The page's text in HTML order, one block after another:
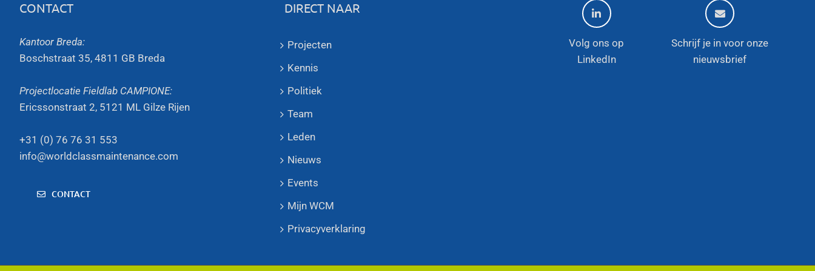
CONTACT
Kantoor Breda:
Boschstraat 35, 4811 GB Breda
Projectlocatie Fieldlab CAMPIONE:
Ericssonstraat 2, 5121 ML Gilze Rijen
+31 (0) 76 76 31 553
info@worldclassmaintenance.com
CONTACT
DIRECT NAAR
Projecten
Kennis
Politiek
Team
Leden
Nieuws
Events
Mijn WCM
Privacyverklaring
Volg ons op
LinkedIn
Schrijf je in voor onze
nieuwsbrief